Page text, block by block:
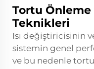
Tortu Önleme
Teknikleri
Isı değiştiricisinin
sistemin genel
ve bu nedenle